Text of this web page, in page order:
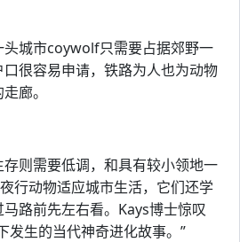
城市coywolf只需要占据郊野一
很容易申请，铁路为人也为动物
廊。
则需要低调，和具有较小领地一
行动物适应城市生活，它们还学
路前先左右看。Kays博士惊叹
发生的当代神奇进化故事。”